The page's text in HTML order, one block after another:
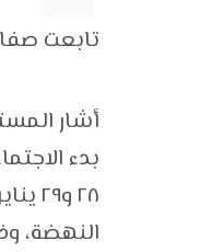
تابعت
أشار
بدء
النهضة،